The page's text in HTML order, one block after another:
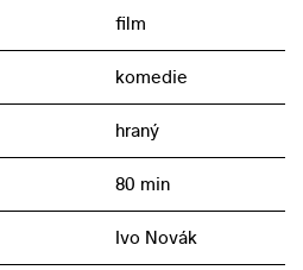
film
komedie
hraný
80 min
Ivo Novák